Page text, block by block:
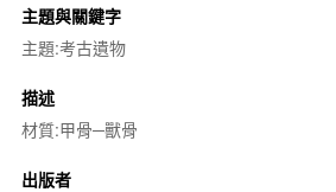
主題與關鍵字
主題:考古遺物
描述
材質:甲骨─獸骨
出版者